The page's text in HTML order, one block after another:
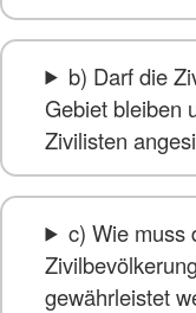
b) Darf die
Gebiet bleiben
Zivilisten
c) Wie muss
gewährleistet